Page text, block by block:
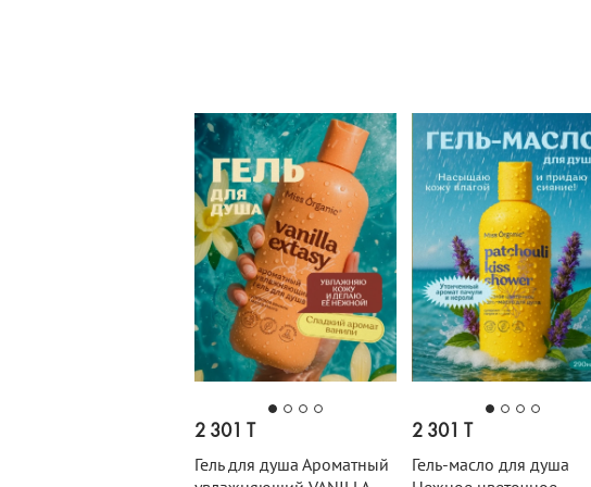
2 301 T
Гель для душа Ароматный
2 301 T
Гель-масло для душа